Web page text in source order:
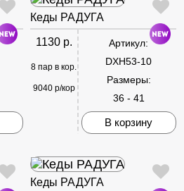
Кеды РАДУГА
1130 р.
8 пар в кор.
9040 р/кор
Артикул:
DXH53-10
Размеры:
36 - 41
В корзину
Кеды РАДУГА